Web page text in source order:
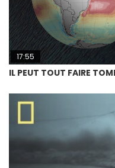
17:55
IL PEUT TOUT FAIRE